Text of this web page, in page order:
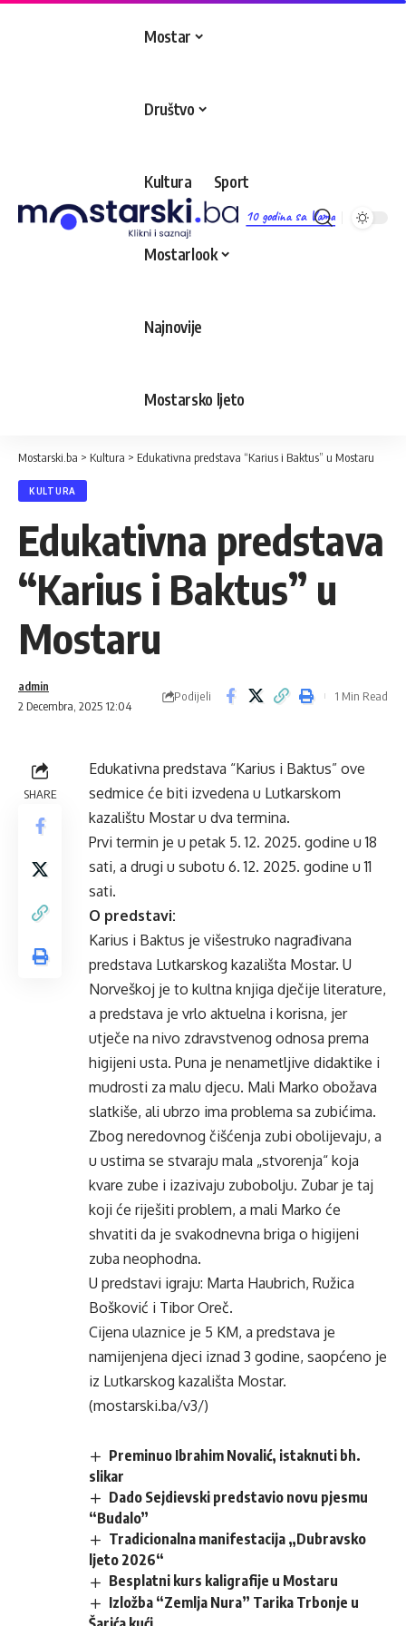
10 godina sa Vama
Mostar
Društvo
Kultura Sport
Mostarlook
Najnovije
Mostarsko ljeto
Mostarski.ba > Kultura > Edukativna predstava “Karius i Baktus” u Mostaru
KULTURA
Edukativna predstava
“Karius i Baktus” u
Mostaru
2 Decembra, 2025 12:04
admin
Podijeli 1 Min Read
SHARE
Edukativna predstava “Karius i Baktus” ove
sedmice će biti izvedena u Lutkarskom
kazalištu Mostar u dva termina.
Prvi termin je u petak 5. 12. 2025. godine u 18
sati, a drugi u subotu 6. 12. 2025. godine u 11
sati.
O predstavi:
Karius i Baktus je višestruko nagrađivana
predstava Lutkarskog kazališta Mostar. U
Norveškoj je to kultna knjiga dječije literature,
a predstava je vrlo aktuelna i korisna, jer
utječe na nivo zdravstvenog odnosa prema
higijeni usta. Puna je nenametljive didaktike i
mudrosti za malu djecu. Mali Marko obožava
slatkiše, ali ubrzo ima problema sa zubićima.
Zbog neredovnog čišćenja zubi obolijevaju, a
u ustima se stvaraju mala „stvorenja“ koja
kvare zube i izazivaju zubobolju. Zubar je taj
koji će riješiti problem, a mali Marko će
shvatiti da je svakodnevna briga o higijeni
zuba neophodna.
U predstavi igraju: Marta Haubrich, Ružica
Bošković i Tibor Oreč.
Cijena ulaznice je 5 KM, a predstava je
namijenjena djeci iznad 3 godine, saopćeno je
iz Lutkarskog kazališta Mostar.
(mostarski.ba/v3/)
Preminuo Ibrahim Novalić, istaknuti bh.
slikar
Dado Sejdievski predstavio novu pjesmu
“Budalo”
Tradicionalna manifestacija „Dubravsko
ljeto 2026“
Besplatni kurs kaligrafije u Mostaru
Izložba “Zemlja Nura” Tarika Trbonje u